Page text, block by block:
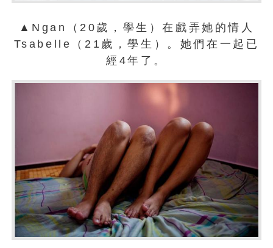
▲Ngan（20歲，學生）在戲弄她的情人
Tsabelle（21歲，學生）。她們在一起已
經4年了。